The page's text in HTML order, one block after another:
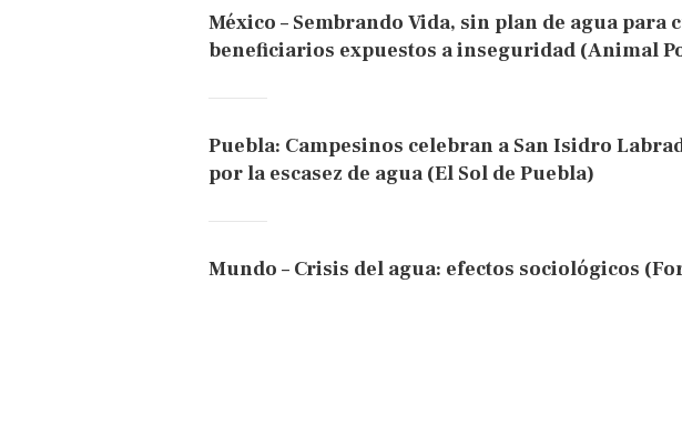
México – Sembrando Vida, sin plan de agua para
beneficiarios expuestos a inseguridad (Animal
Puebla: Campesinos celebran a San Isidro
por la escasez de agua (El Sol de Puebla)
Mundo – Crisis del agua: efectos sociológicos